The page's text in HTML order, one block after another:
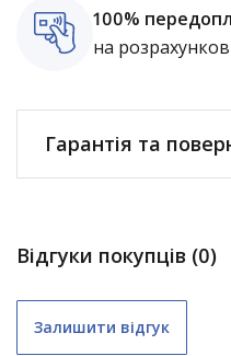
100%
на
Гарантія та
Відгуки покупців (0)
Залишити відгук